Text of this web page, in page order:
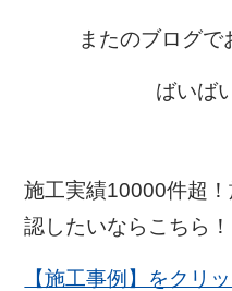
またのブログで
ばいば
施工実績10000件超
認したいならこちら！
【施工事例】をクリ